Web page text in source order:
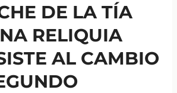
DE LA TÍA
RELIQUIA
AL CAMBIO